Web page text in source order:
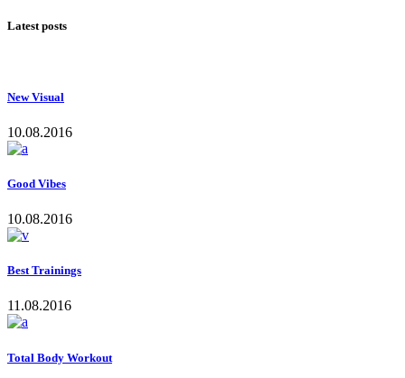
Latest posts
New Visual
10.08.2016
Good Vibes
10.08.2016
Best Trainings
11.08.2016
Total Body Workout